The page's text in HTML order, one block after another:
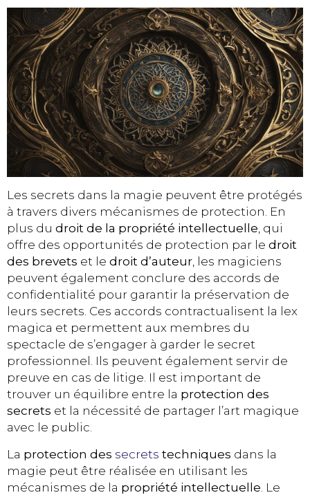
Les secrets dans la magie peuvent être protégés
à travers divers mécanismes de protection. En
plus du droit de la propriété intellectuelle, qui
offre des opportunités de protection par le droit
des brevets et le droit d’auteur, les magiciens
peuvent également conclure des accords de
confidentialité pour garantir la préservation de
leurs secrets. Ces accords contractualisent la lex
magica et permettent aux membres du
spectacle de s’engager à garder le secret
professionnel. Ils peuvent également servir de
preuve en cas de litige. Il est important de
trouver un équilibre entre la protection des
secrets et la nécessité de partager l’art magique
avec le public.
La protection des secrets techniques dans la
magie peut être réalisée en utilisant les
mécanismes de la propriété intellectuelle . Le